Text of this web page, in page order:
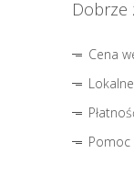
Dobrze
Cena